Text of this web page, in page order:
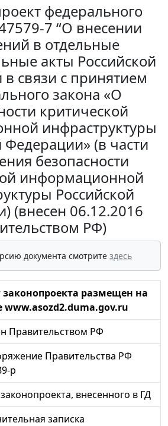
федерального
7 “О внесении
в отдельные
акты Российской
связи с принятием
закона «О
критической
инфраструктуры
Федерации» (в части
безопасности
информационной
Российской
(внесен 06.12.2016
РФ)
документа смотрите здесь
законопроекта размещен на
www.asozd2.duma.gov.ru
Правительством РФ
Правительства РФ
р
законопроекта, внесенного в ГД
записка